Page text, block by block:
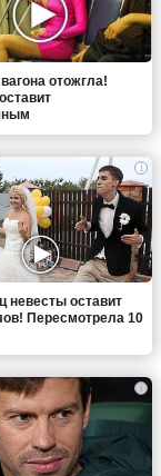
отожгла!
i
невесты оставит
Пересмотрела 10
i